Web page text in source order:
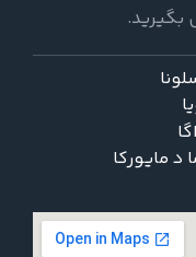
بگیرید.
د مایورکا